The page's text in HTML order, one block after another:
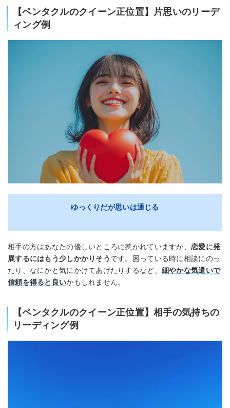
【ペンタクルのクイーン正位置】片思いのリーデ
ィング例
ゆっくりだが思いは通じる
相手の方はあなたの優しいところに惹かれていますが、 恋愛に発
展するにはもう少しかかりそう です。困っている時に相談にのっ
たり、なにかと気にかけてあげたりするなど、 細やかな気遣いで
信頼を得ると良いかもしれません。
【ペンタクルのクイーン正位置】相手の気持ちの
リーディング例